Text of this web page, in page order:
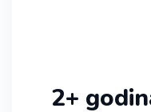
2+